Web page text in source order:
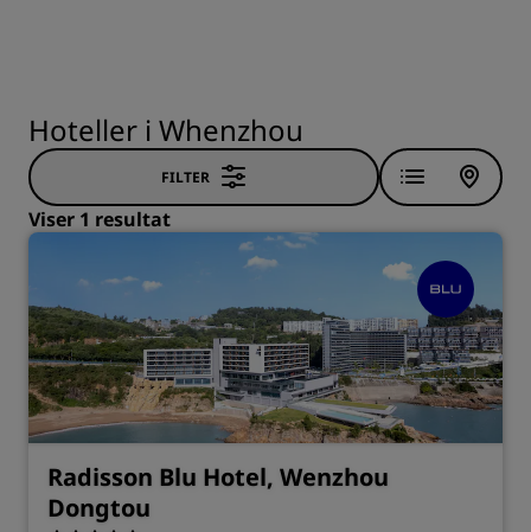
Hoteller i Whenzhou
FILTER
Viser 1 resultat
Radisson Blu Hotel, Wenzhou
Dongtou